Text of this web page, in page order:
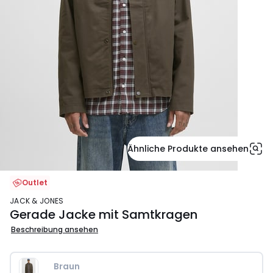
Ähnliche Produkte ansehen
Outlet
JACK & JONES
Gerade Jacke mit Samtkragen
Beschreibung ansehen
Braun